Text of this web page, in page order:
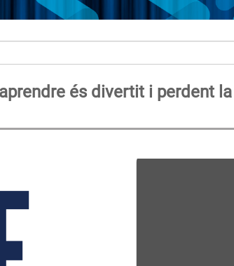
és divertit i perdent